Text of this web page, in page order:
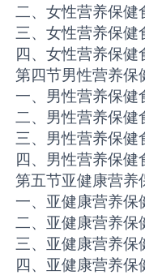
二、女性营养保健
三、女性营养保健
四、女性营养保健
第四节男性营养保
一、男性营养保健
二、男性营养保健
三、男性营养保健
四、男性营养保健
第五节亚健康营养
一、亚健康营养保
二、亚健康营养保
三、亚健康营养保
四、亚健康营养保